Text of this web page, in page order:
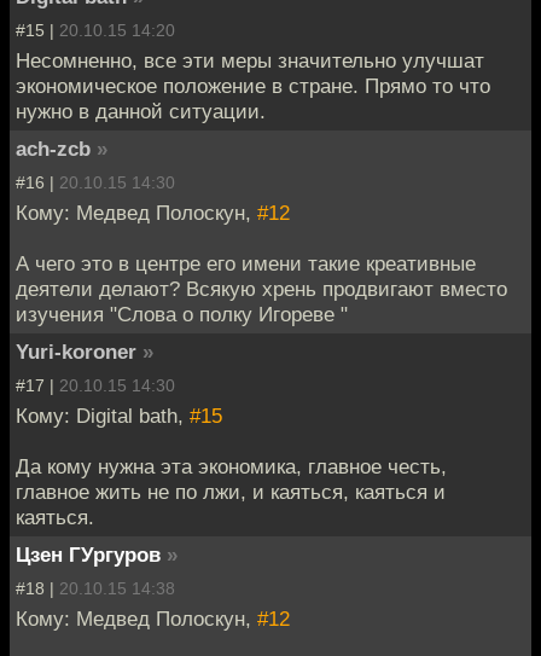
#15 | 20.10.15 14:20
Несомненно, все эти меры значительно улучшат
экономическое положение в стране. Прямо то что
нужно в данной ситуации.
ach-zcb »
#16 | 20.10.15 14:30
Кому: Медвед Полоскун, #12
А чего это в центре его имени такие креативные
деятели делают? Всякую хрень продвигают вместо
изучения "Слова о полку Игореве "
Yuri-koroner »
#17 | 20.10.15 14:30
Кому: Digital bath, #15
Да кому нужна эта экономика, главное честь,
главное жить не по лжи, и каяться, каяться и
каяться.
Цзен ГУргуров »
#18 | 20.10.15 14:38
Кому: Медвед Полоскун, #12